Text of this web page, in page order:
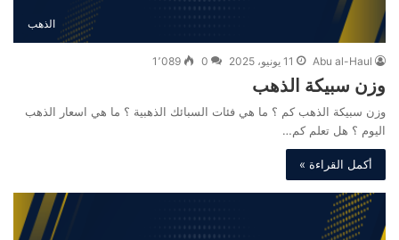
الذهب
Abu al-Haul 11 يونيو، 2025 0 1٬089
وزن سبيكة الذهب
وزن سبيكة الذهب كم ؟ ما هي فئات السبائك الذهبية ؟ ما هي اسعار الذهب
اليوم ؟ هل تعلم كم…
أكمل القراءة »